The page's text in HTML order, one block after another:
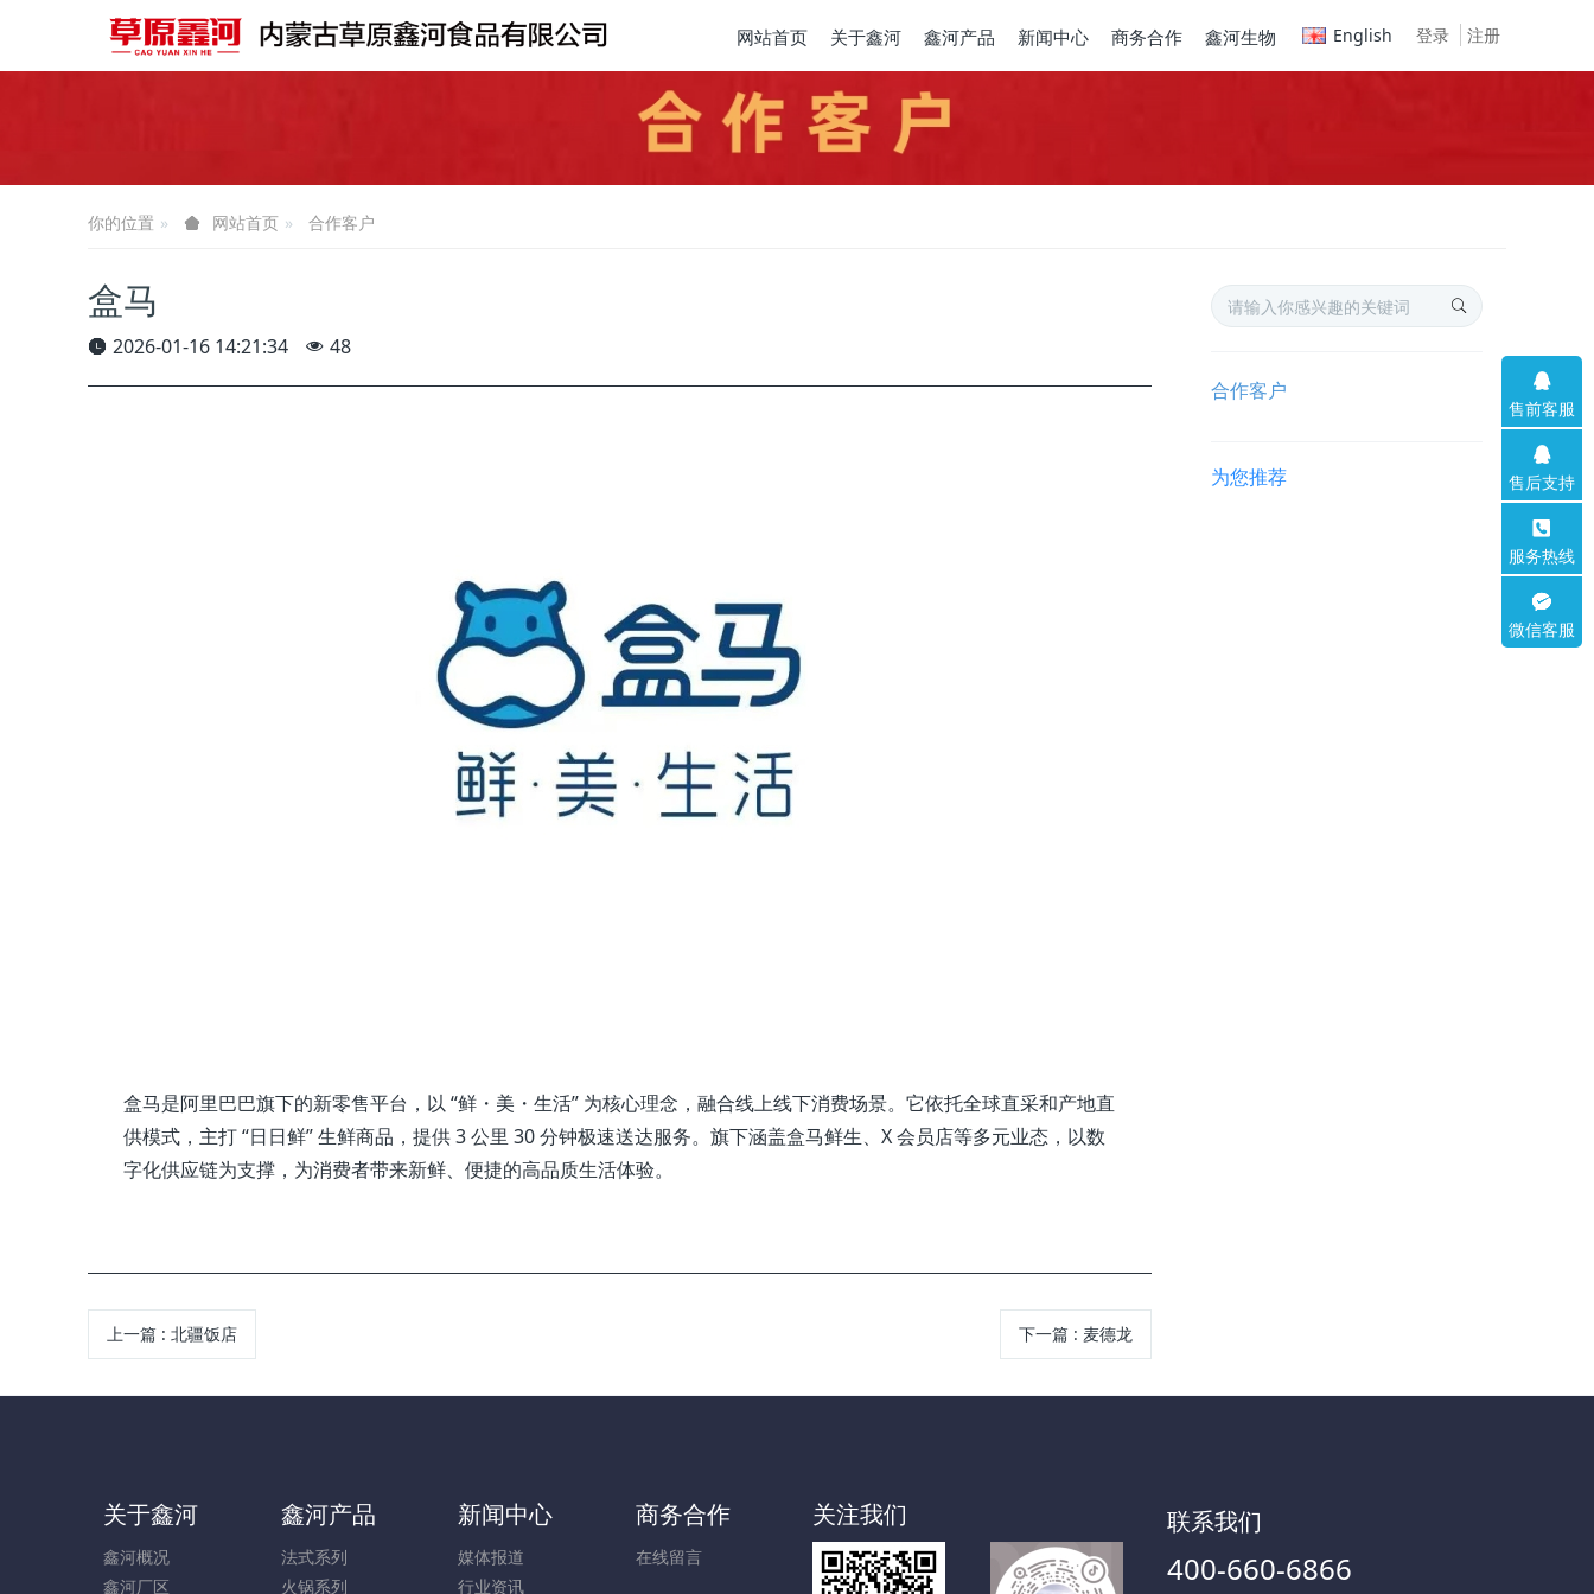
登录 注册
网站首页 关于鑫河 鑫河产品 新闻中心 商务合作 鑫河生物 English
你的位置 网站首页 合作客户
盒马
2026-01-16 14:21:34 48
盒马是阿里巴巴旗下的新零售平台，以 “鲜・美・生活” 为核心理念，融合线上线下消费场景。它依托全球直采和产地直
供模式，主打 “日日鲜” 生鲜商品，提供 3 公里 30 分钟极速送达服务。旗下涵盖盒马鲜生、X 会员店等多元业态，以数
字化供应链为支撑，为消费者带来新鲜、便捷的高品质生活体验。
上一篇: 北疆饭店 下一篇 : 麦德龙
合作客户
为您推荐
关于鑫河
鑫河概况
鑫河厂区
鑫河产品
法式系列
火锅系列
新闻中心
媒体报道
行业资讯
商务合作
在线留言
关注我们 联系我们
400-660-6866
售前客服
售后支持
服务热线
微信客服